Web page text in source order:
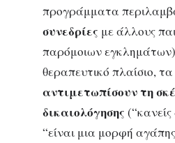
προγράμματα
συνεδρίες με άλλους
παρόμοιων
θεραπευτικό πλαίσιο,
αντιμετωπίσουν τη
δικαιολόγησης
“είναι μια μορφή